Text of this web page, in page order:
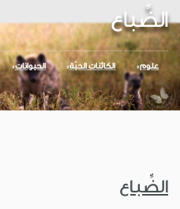
الضِّباع
علوم الكائنات الحيّة الحيوانات
الضِّباع